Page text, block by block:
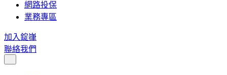
網路投保
業務專區
加入錠嵂
聯絡我們